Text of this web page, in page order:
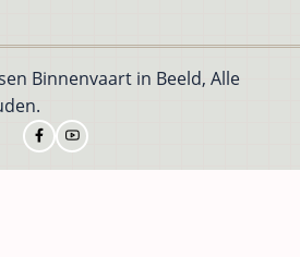
Binnenvaart in Beeld, Alle